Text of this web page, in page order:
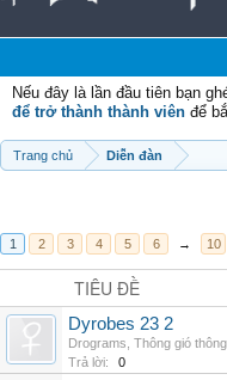
Nếu đây là lần đầu tiên bạn
để trở thành thành viên để
Trang chủ Diễn đàn
1 2 3 4 5 6 → 10
TIÊU ĐỀ
Dyrobes 23 2
Drograms Thông gió
Trả lời:
0